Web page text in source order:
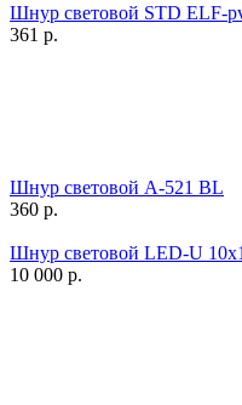
Шнур световой STD ELF-
361 р.
Шнур световой A-521 BL
360 р.
Шнур световой LED-U
10 000 р.